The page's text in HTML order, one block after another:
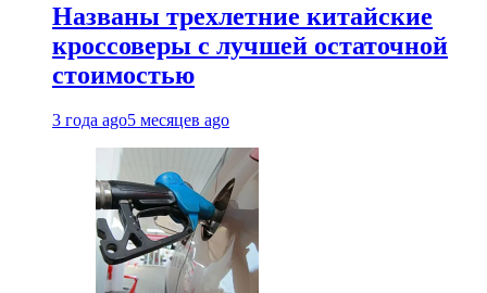
Названы трехлетние китайские
кроссоверы с лучшей остаточной
стоимостью
3 года ago5 месяцев ago